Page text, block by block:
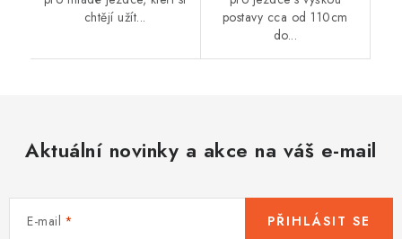
chtějí užít...
postavy cca od 110cm
do...
Aktuální novinky a akce na váš e-mail
E-mail PŘIHLÁSIT SE